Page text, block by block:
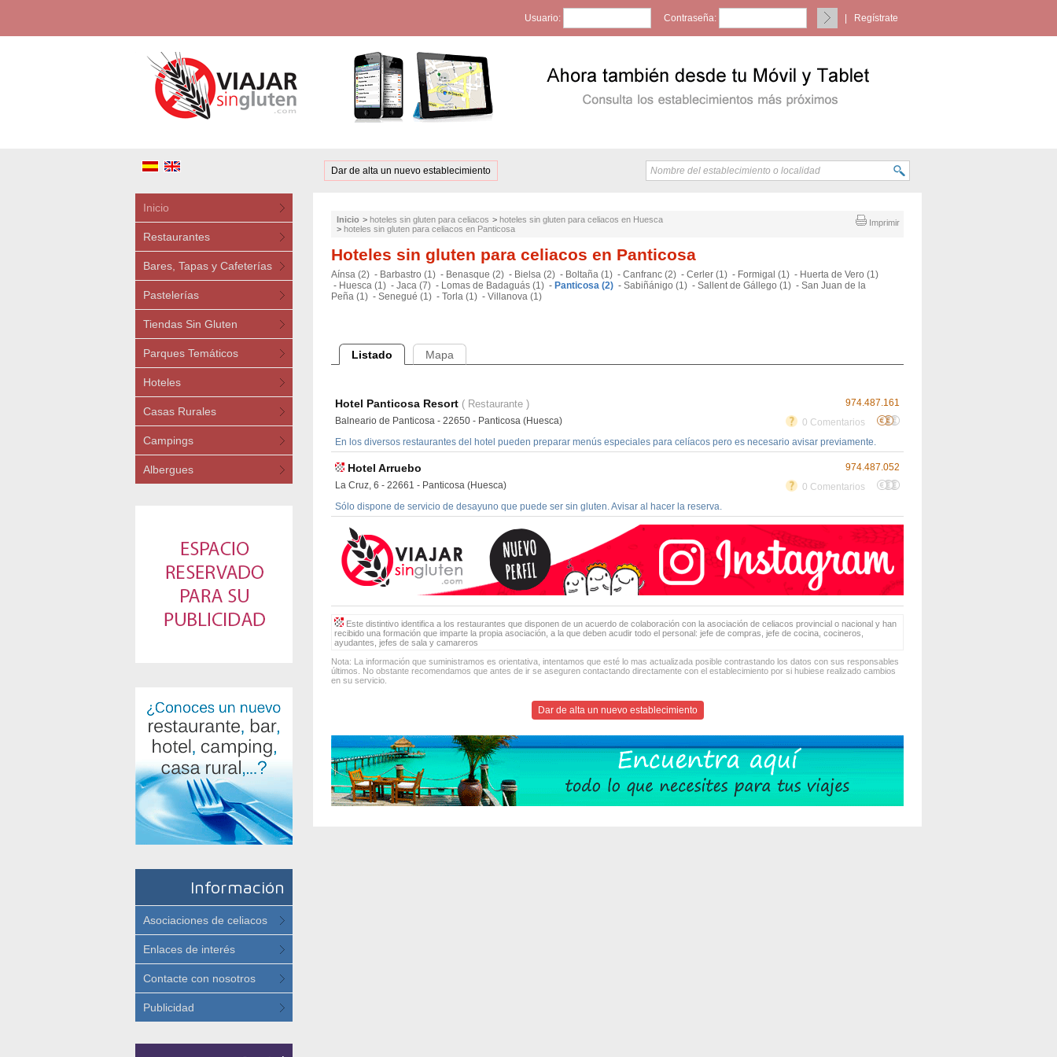
Usuario: Contraseña: Regístrate
Dar de alta un nuevo establecimiento
Inicio
Restaurantes
Bares, Tapas y Cafeterías
Pastelerías
Tiendas Sin Gluten
Parques Temáticos
Hoteles
Casas Rurales
Campings
Albergues
Información
Asociaciones de celiacos
Enlaces de interés
Contacte con nosotros
Publicidad
Imprimir
Inicio > hoteles sin gluten para celiacos > hoteles sin gluten para celiacos en Huesca
> hoteles sin gluten para celiacos en Panticosa
Hoteles sin gluten para celiacos en Panticosa
Aínsa (2) - Barbastro (1) - Benasque (2) - Bielsa (2) - Boltaña (1) - Canfranc (2) - Cerler (1) - Formigal (1) - Huerta de Vero (1)
- Huesca (1) - Jaca (7) - Lomas de Badaguás (1) - Panticosa (2) - Sabiñánigo (1) - Sallent de Gállego (1) - San Juan de la
Peña (1) - Senegué (1) - Torla (1) - Villanova (1)
Listado Mapa
974.487.161
Hotel Panticosa Resort ( Restaurante )
0 Comentarios
Balneario de Panticosa - 22650 - Panticosa (Huesca)
En los diversos restaurantes del hotel pueden preparar menús especiales para celíacos pero es necesario avisar previamente.
974.487.052
Hotel Arruebo
0 Comentarios
La Cruz, 6 - 22661 - Panticosa (Huesca)
Sólo dispone de servicio de desayuno que puede ser sin gluten. Avisar al hacer la reserva.
Este distintivo identifica a los restaurantes que disponen de un acuerdo de colaboración con la asociación de celiacos provincial o nacional y han
recibido una formación que imparte la propia asociación, a la que deben acudir todo el personal: jefe de compras, jefe de cocina, cocineros,
ayudantes, jefes de sala y camareros
Nota: La información que suministramos es orientativa, intentamos que esté lo mas actualizada posible contrastando los datos con sus responsables
últimos. No obstante recomendamos que antes de ir se aseguren contactando directamente con el establecimiento por si hubiese realizado cambios
en su servicio.
Dar de alta un nuevo establecimiento